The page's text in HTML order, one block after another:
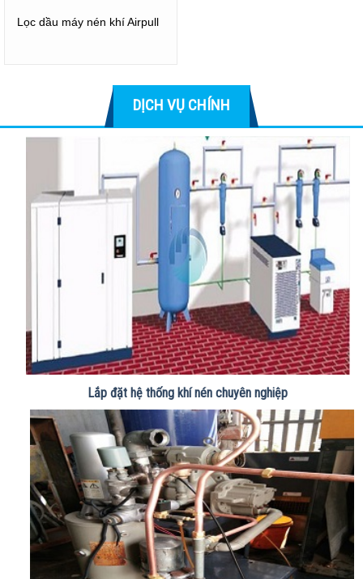
Lọc dầu máy nén khí Airpull
DỊCH VỤ CHÍNH
Lắp đặt hệ thống khí nén chuyên nghiệp